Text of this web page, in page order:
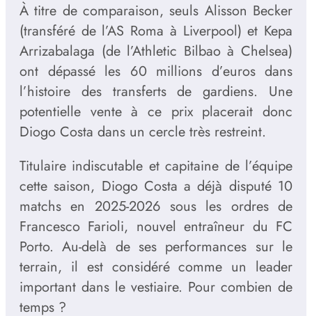
À titre de comparaison, seuls Alisson Becker
(transféré de l’AS Roma à Liverpool) et Kepa
Arrizabalaga (de l’Athletic Bilbao à Chelsea)
ont dépassé les 60 millions d’euros dans
l’histoire des transferts de gardiens. Une
potentielle vente à ce prix placerait donc
Diogo Costa dans un cercle très restreint.
Titulaire indiscutable et capitaine de l’équipe
cette saison, Diogo Costa a déjà disputé 10
matchs en 2025-2026 sous les ordres de
Francesco Farioli, nouvel entraîneur du FC
Porto. Au-delà de ses performances sur le
terrain, il est considéré comme un leader
important dans le vestiaire. Pour combien de
temps ?